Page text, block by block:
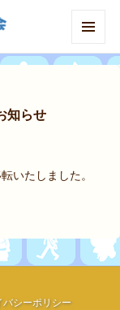
AND
知らせ
転いたしました。
バシーポリシー